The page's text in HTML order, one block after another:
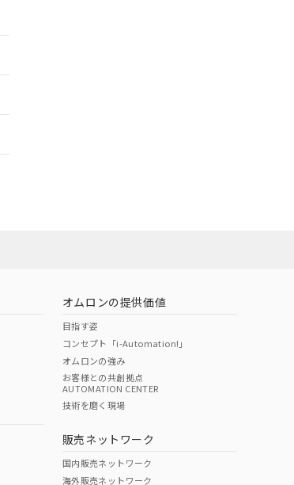
O
オムロンの提供価値
目指す姿
コンセプト「i-Automation!」
オムロンの強み
お客様との共創拠点
AUTOMATION CENTER
技術を磨く現場
販売ネットワーク
国内販売ネットワーク
海外販売ネットワーク